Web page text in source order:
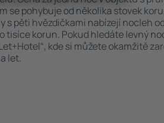
se pohybuje od několika stovek
s pěti hvězdičkami nabízejí nocleh
tisíce korun. Pokud hledáte levný
kde si můžete okamžitě
let.